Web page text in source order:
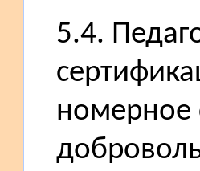
5.4.
номерное